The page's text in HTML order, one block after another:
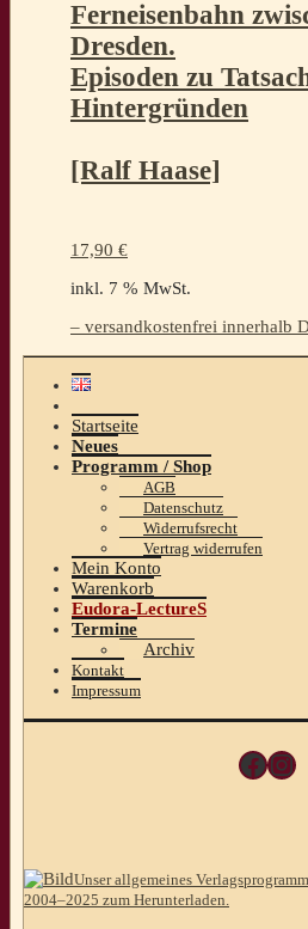
Ferneisenbahn
Dresden.
Episoden zu
Hintergründen
[Ralf Haase]
17,90 €
inkl. 7 % MwSt.
– versandkostenfrei innerhalb
Startseite
Neues
Programm / Shop
AGB
Datenschutz
Widerrufsrecht
Vertrag widerrufen
Mein Konto
Warenkorb
Eudora-LectureS
Termine
Archiv
Kontakt
Impressum
Unser allgemeines
2004–2025 zum Herunterladen.